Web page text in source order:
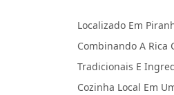
Localizado Em
Combinando A Rica
Tradicionais E
Cozinha Local Em